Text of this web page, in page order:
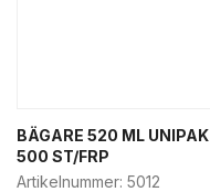
BÄGARE 520 ML UNIPAK
500 ST/FRP
Artikelnummer: 5012